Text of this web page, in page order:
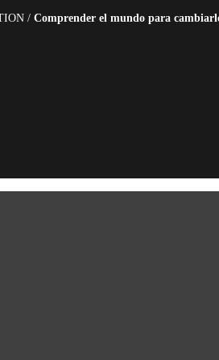
/ Comprender el mundo para